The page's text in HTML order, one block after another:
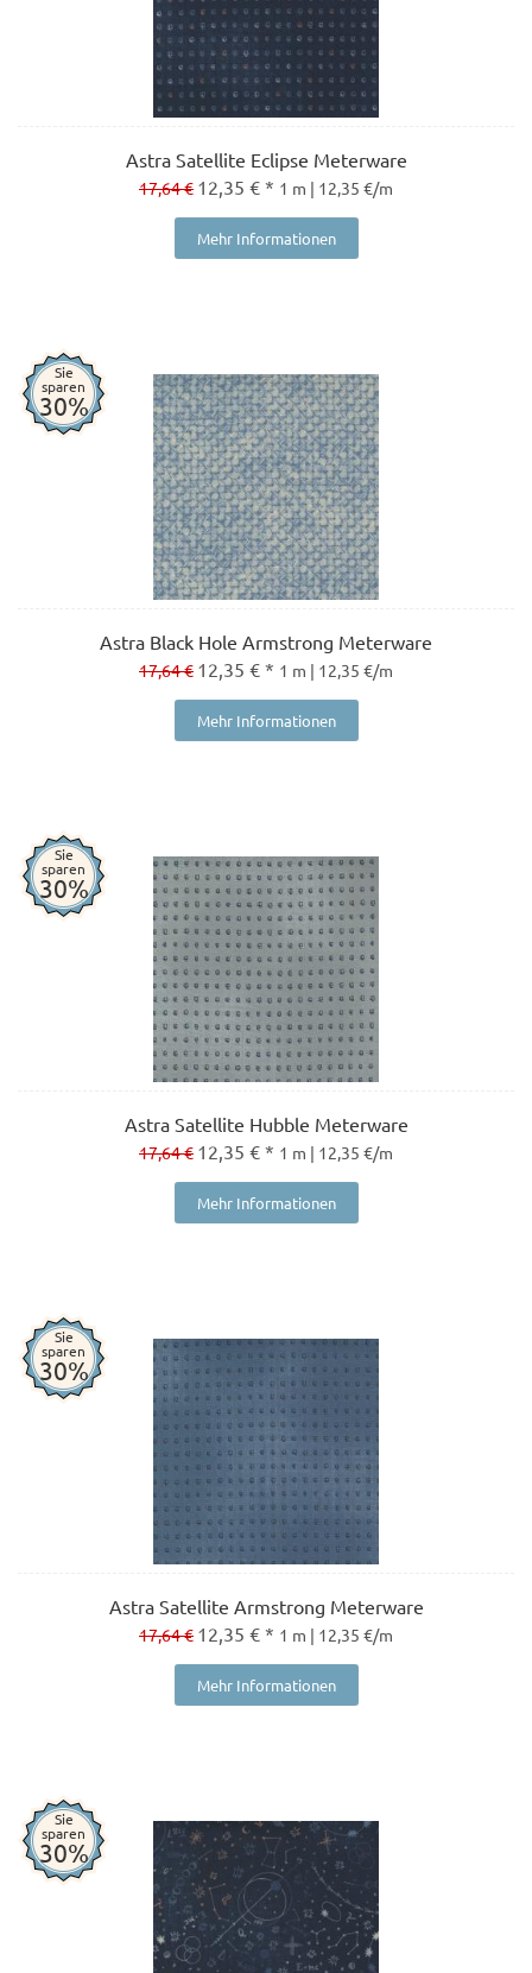
Astra Satellite Eclipse Meterware
17,64 € 12,35 € * 1 m | 12,35 €/m
Mehr Informationen
Sie
sparen
30%
Astra Black Hole Armstrong Meterware
17,64 € 12,35 € * 1 m | 12,35 €/m
Mehr Informationen
Sie
sparen
30%
Astra Satellite Hubble Meterware
17,64 € 12,35 € * 1 m | 12,35 €/m
Mehr Informationen
Sie
sparen
30%
Astra Satellite Armstrong Meterware
17,64 € 12,35 € * 1 m | 12,35 €/m
Mehr Informationen
Sie
sparen
30%